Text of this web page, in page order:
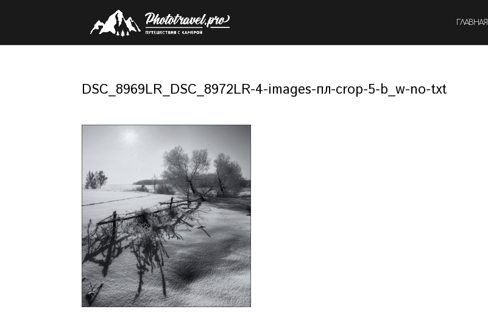
ГЛАВНАЯ
DSC_8969LR_DSC_8972LR-4-images-пл-сrop-5-b_w-no-txt